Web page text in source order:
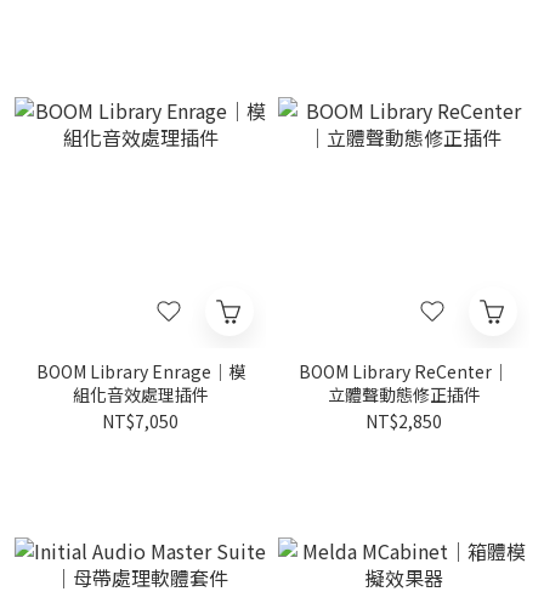
BOOM Library Enrage｜模
組化音效處理插件
NT$7,050
BOOM Library ReCenter｜
立體聲動態修正插件
NT$2,850